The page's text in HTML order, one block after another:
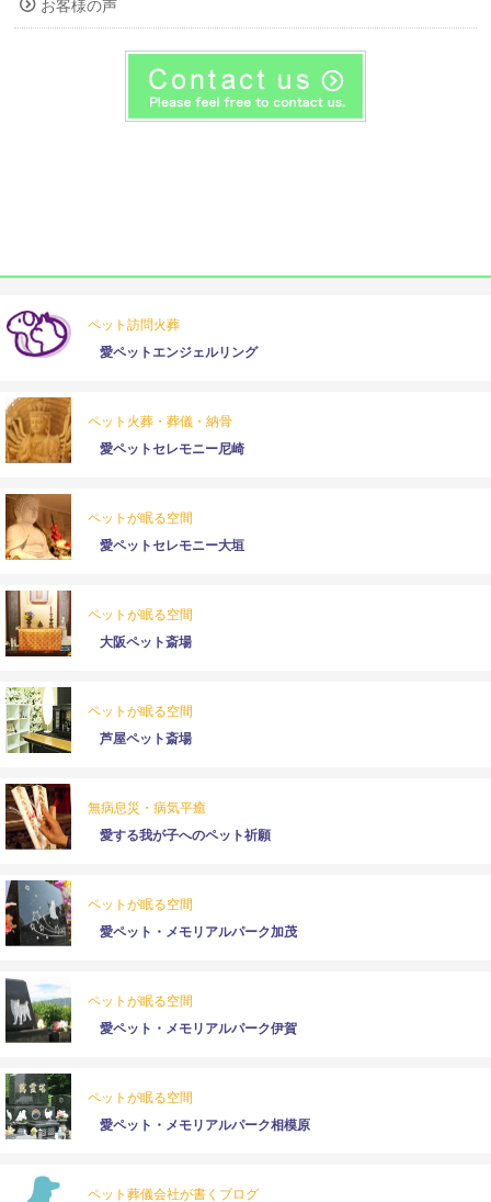
お客様の声
ペット訪問火葬
愛ペットエンジェルリング
ペット火葬・葬儀・納骨
愛ペットセレモニー尼崎
ペットが眠る空間
愛ペットセレモニー大垣
ペットが眠る空間
大阪ペット斎場
ペットが眠る空間
芦屋ペット斎場
無病息災・病気平癒
愛する我が子へのペット祈願
ペットが眠る空間
愛ペット・メモリアルパーク加茂
ペットが眠る空間
愛ペット・メモリアルパーク伊賀
ペットが眠る空間
愛ペット・メモリアルパーク相模原
ペット葬儀会社が書くブログ